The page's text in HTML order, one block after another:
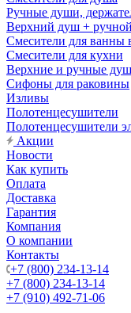
Ручные души,
Верхний душ +
Смесители для ванны
Смесители для кухни
Верхние и ручные
Сифоны для раковины
Изливы
Полотенцесушители
Полотенцесушители
Акции
Новости
Как купить
Оплата
Доставка
Гарантия
Компания
О компании
Контакты
+7 (800) 234-13-14
+7 (800) 234-13-14
+7 (910) 492-71-06